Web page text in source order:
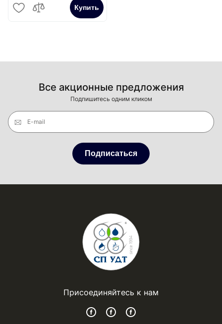
Купить
Все акционные предложения
Подпишитесь одним кликом
E-mail
Подписаться
Присоединяйтесь к нам